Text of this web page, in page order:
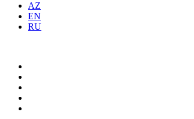
AZ
EN
RU